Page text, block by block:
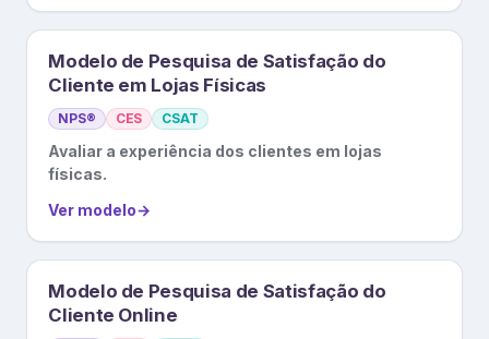
Modelo de Pesquisa de Satisfação do
Cliente em Lojas Físicas
NPS® CES CSAT
Avaliar a experiência dos clientes em lojas
físicas.
Ver modelo→
Modelo de Pesquisa de Satisfação do
Cliente Online